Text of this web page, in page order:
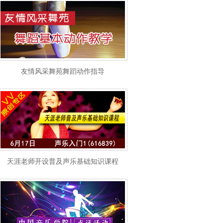
友情风采舞苑舞蹈动作指导
天涯老师开设普及声乐基础知识课程